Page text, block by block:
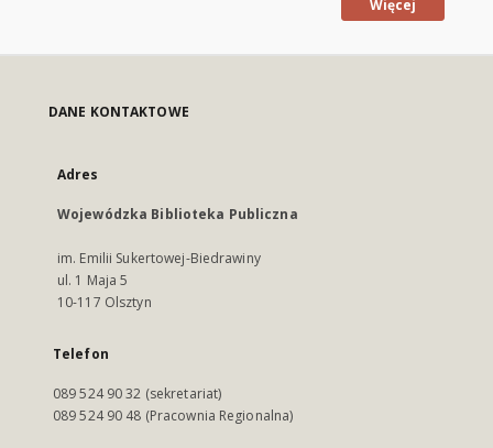
Więcej
DANE KONTAKTOWE
Adres
Wojewódzka Biblioteka Publiczna
im. Emilii Sukertowej-Biedrawiny
ul. 1 Maja 5
10-117 Olsztyn
Telefon
089 524 90 32 (sekretariat)
089 524 90 48 (Pracownia Regionalna)